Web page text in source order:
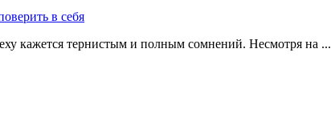
кажется тернистым и полным сомнений. Несмотря на ...